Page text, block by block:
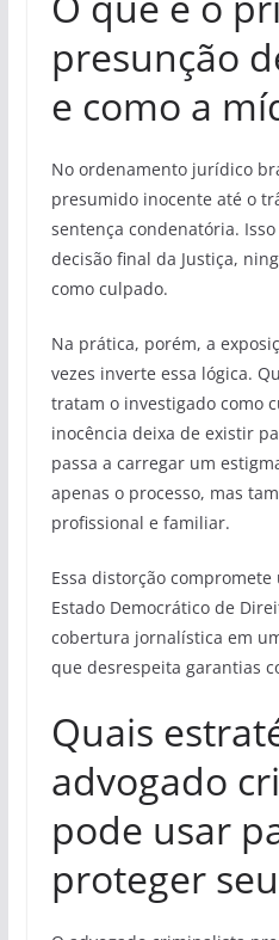
presunção
e como a
No ordenamento jurídico
presumido inocente até o
sentença condenatória.
decisão final da Justiça,
como culpado.
Na prática, porém, a
vezes inverte essa lógica.
tratam o investigado como
inocência deixa de existir
passa a carregar um
apenas o processo, mas
profissional e familiar.
Essa distorção
Estado Democrático de
cobertura jornalística em
que desrespeita garantias
Quais
advogado
pode usar
proteger